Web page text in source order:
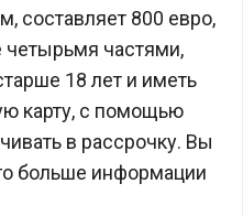
составляет 800 евро,
четырьмя частями,
18 лет и иметь
карту, с помощью
в рассрочку. Вы
больше информации